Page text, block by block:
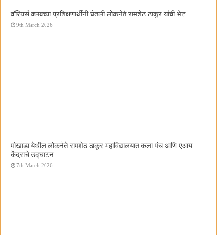
वॉरियर्स क्लबच्या प्रशिक्षणार्थींनी घेतली लोकनेते रामशेठ ठाकूर यांची भेट
9th March 2026
मोखाडा येथील लोकनेते रामशेठ ठाकूर महाविद्यालयात कला मंच आणि एआय
केंद्राचे उद्घाटन
7th March 2026